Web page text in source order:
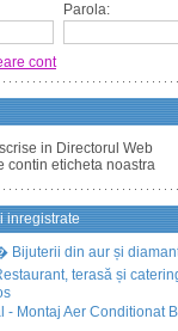
Parola:
cont
in Directorul Web
contin eticheta noastra
inregistrate
Bijuterii din aur și
terasă și
- Montaj Aer Conditionat